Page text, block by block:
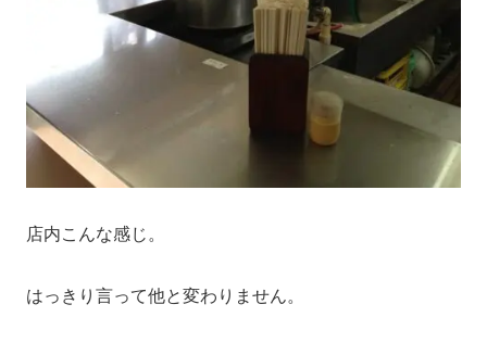
店内こんな感じ。
はっきり言って他と変わりません。